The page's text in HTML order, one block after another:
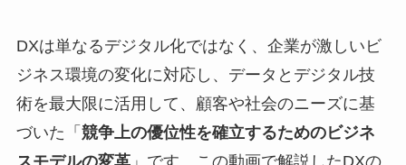
DXは単なるデジタル化ではなく、企業が激しいビ
ジネス環境の変化に対応し、データとデジタル技
術を最大限に活用して、顧客や社会のニーズに基
づいた「 競争上の優位性を確立するためのビジネ
スモデルの変革」です。この動画で解説したDXの